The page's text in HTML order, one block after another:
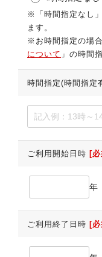
※「時間指定なし
ます。
※お時間指定の場
について 」の時間
時間指定(時間指定
ご利用開始日時 [必
年
ご利用終了日時 [必